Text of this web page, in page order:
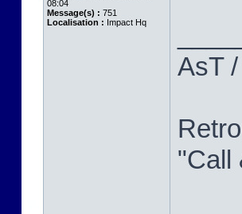
08:04
Message(s) : 751
Localisation : Impact Hq
AsT
"Call